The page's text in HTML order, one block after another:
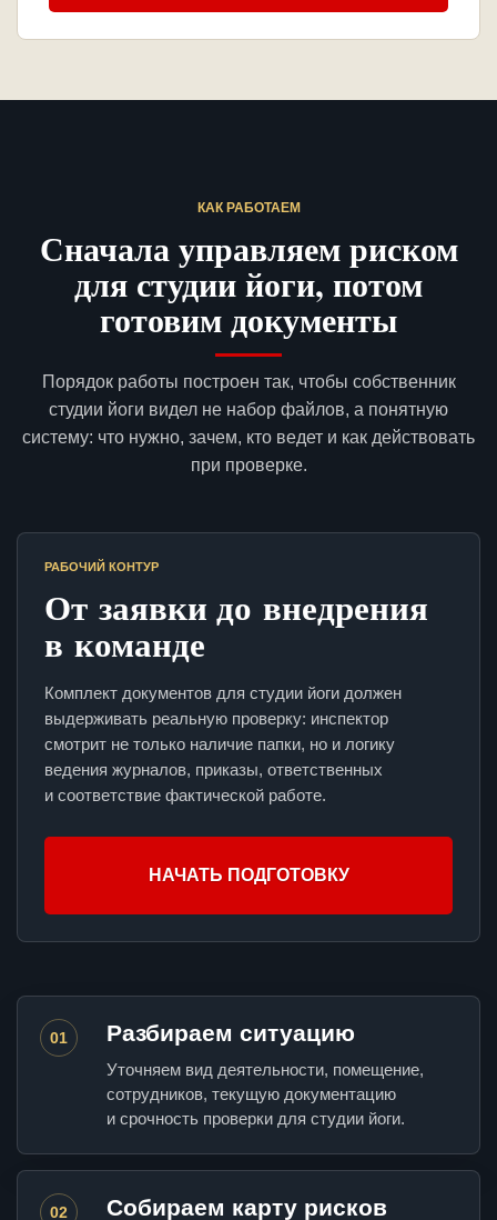
КАК РАБОТАЕМ
Сначала управляем риском
для студии йоги, потом
готовим документы
Порядок работы построен так, чтобы собственник
студии йоги видел не набор файлов, а понятную
систему: что нужно, зачем, кто ведет и как действовать
при проверке.
РАБОЧИЙ КОНТУР
От заявки до внедрения
в команде
Комплект документов для студии йоги должен
выдерживать реальную проверку: инспектор
смотрит не только наличие папки, но и логику
ведения журналов, приказы, ответственных
и соответствие фактической работе.
НАЧАТЬ ПОДГОТОВКУ
01 Разбираем ситуацию
Уточняем вид деятельности, помещение,
сотрудников, текущую документацию
и срочность проверки для студии йоги.
02 Собираем карту рисков